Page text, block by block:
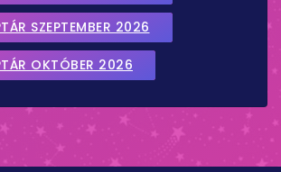
SZEPTEMBER 2026
OKTÓBER 2026